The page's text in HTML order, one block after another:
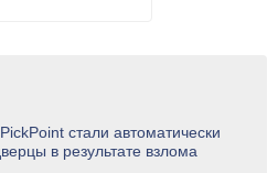
стали автоматически
в результате взлома